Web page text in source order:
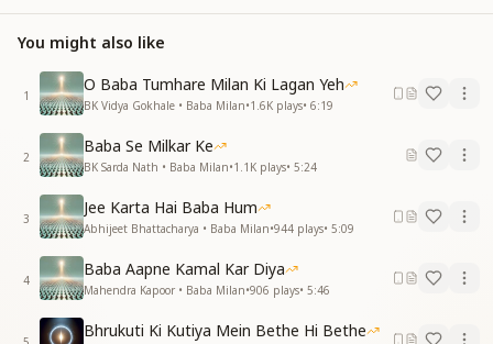
करे सेवा सबकी, ये बाबा का कहना...
निराली ये शक्ति है, दुनिया को देना...
वतन में खड़े बाप-दादा पुकारे...
चलो हम चले पाँच तत्वों के पार...
जहाँ रहते हैं शिव बाबा हमारे...
चलो हम चले...
We must merge into our original point of light form...
(x2)
Baba tells us to serve all souls...
This unique power is meant to be shared with the
world...
BapDada stand in the Supreme Abode, calling us...
Let us go beyond the five elements...
To the realm where our Shiv Baba resides...
You might also like
1
O Baba Tumhare Milan Ki Lagan Yeh
BK Vidya Gokhale • Baba Milan•1.6K plays• 6:19
2
Baba Se Milkar Ke
BK Sarda Nath • Baba Milan•1.1K plays• 5:24
3
Jee Karta Hai Baba Hum
Abhijeet Bhattacharya • Baba Milan•944 plays• 5:09
4
Baba Aapne Kamal Kar Diya
Mahendra Kapoor • Baba Milan•906 plays• 5:46
Bhrukuti Ki Kutiya Mein Bethe Hi Bethe